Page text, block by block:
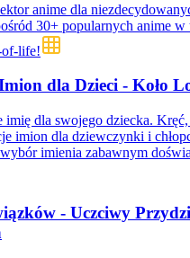
anime dla
30+ popularnych anime w
of-life!
dla Dzieci - Koło
imię dla swojego dziecka.
imion dla dziewczynki i
imienia zabawnym
- Uczciwy